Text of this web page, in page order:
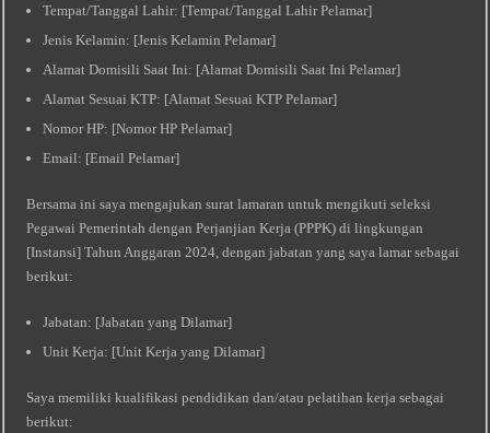
Tempat/Tanggal Lahir: [Tempat/Tanggal Lahir Pelamar]
Jenis Kelamin: [Jenis Kelamin Pelamar]
Alamat Domisili Saat Ini: [Alamat Domisili Saat Ini Pelamar]
Alamat Sesuai KTP: [Alamat Sesuai KTP Pelamar]
Nomor HP: [Nomor HP Pelamar]
Email: [Email Pelamar]
Bersama ini saya mengajukan surat lamaran untuk mengikuti seleksi
Pegawai Pemerintah dengan Perjanjian Kerja (PPPK) di lingkungan
[Instansi] Tahun Anggaran 2024, dengan jabatan yang saya lamar sebagai
berikut:
Jabatan: [Jabatan yang Dilamar]
Unit Kerja: [Unit Kerja yang Dilamar]
Saya memiliki kualifikasi pendidikan dan/atau pelatihan kerja sebagai
berikut: